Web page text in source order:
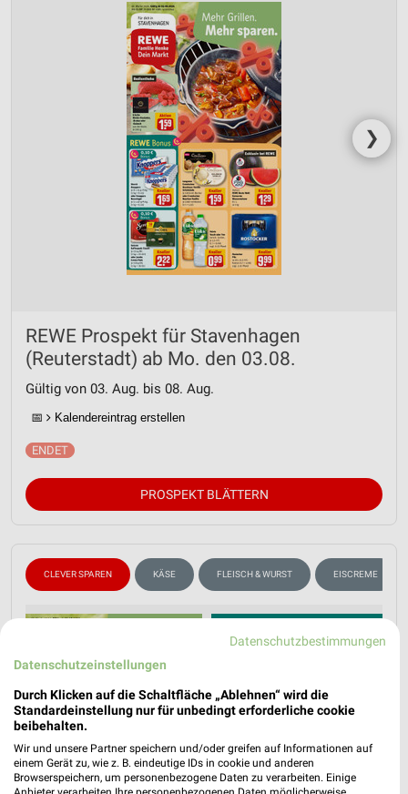
❯
REWE Prospekt für Stavenhagen
(Reuterstadt) ab Mo. den 03.08.
Gültig von 03. Aug. bis 08. Aug.
📅 Kalendereintrag erstellen
PROSPEKT BLÄTTERN
CLEVER SPAREN KÄSE FLEISCH & WURST EISCREME
Datenschutzbestimmungen
Datenschutzeinstellungen
Durch Klicken auf die Schaltfläche „Ablehnen“ wird die
Standardeinstellung nur für unbedingt erforderliche cookie
beibehalten.
Wir und unsere Partner speichern und/oder greifen auf Informationen auf
einem Gerät zu, wie z. B. eindeutige IDs in cookie und anderen
Browserspeichern, um personenbezogene Daten zu verarbeiten. Einige